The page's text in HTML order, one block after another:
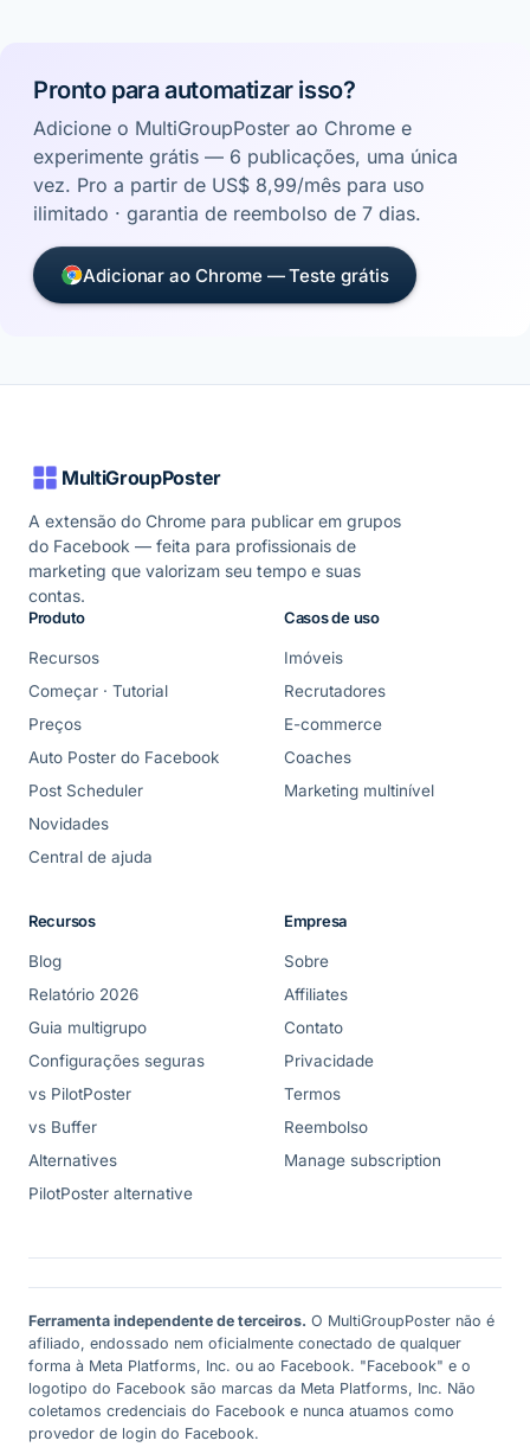
Pronto para automatizar isso?
Adicione o MultiGroupPoster ao Chrome e
experimente grátis — 6 publicações, uma única
vez. Pro a partir de US$ 8,99/mês para uso
ilimitado · garantia de reembolso de 7 dias.
Adicionar ao Chrome — Teste grátis
MultiGroupPoster
A extensão do Chrome para publicar em grupos
do Facebook — feita para profissionais de
marketing que valorizam seu tempo e suas
contas.
Produto
Recursos
Começar · Tutorial
Preços
Auto Poster do Facebook
Post Scheduler
Novidades
Central de ajuda
Casos de uso
Imóveis
Recrutadores
E-commerce
Coaches
Marketing multinível
Recursos
Blog
Relatório 2026
Guia multigrupo
Configurações seguras
vs PilotPoster
vs Buffer
Alternatives
PilotPoster alternative
Empresa
Sobre
Affiliates
Contato
Privacidade
Termos
Reembolso
Manage subscription
Ferramenta independente de terceiros. O MultiGroupPoster não é
afiliado, endossado nem oficialmente conectado de qualquer
forma à Meta Platforms, Inc. ou ao Facebook. "Facebook" e o
logotipo do Facebook são marcas da Meta Platforms, Inc. Não
coletamos credenciais do Facebook e nunca atuamos como
provedor de login do Facebook.